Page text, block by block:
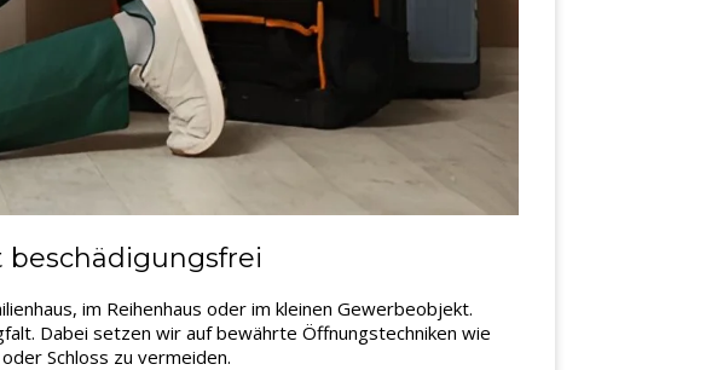
im Reihenhaus oder im kleinen Gewerbeobjekt.
Dabei setzen wir auf bewährte Öffnungstechniken wie
Schloss zu vermeiden.